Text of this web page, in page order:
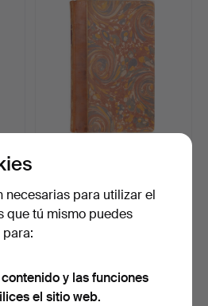
Subastado 7 jun 2026
2 pujas
necesarias para utilizar el
que tú mismo puedes
y las funciones
el sitio web.